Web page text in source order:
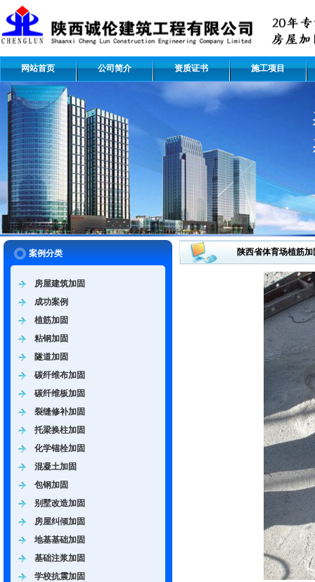
网站首页 公司简介 资质证书 施工项目
案例分类
房屋建筑加固
成功案例
植筋加固
粘钢加固
隧道加固
碳纤维布加固
碳纤维板加固
裂缝修补加固
托梁换柱加固
化学锚栓加固
混凝土加固
包钢加固
别墅改造加固
房屋纠倾加固
地基基础加固
基础注浆加固
学校抗震加固
陕西省体育场植筋加